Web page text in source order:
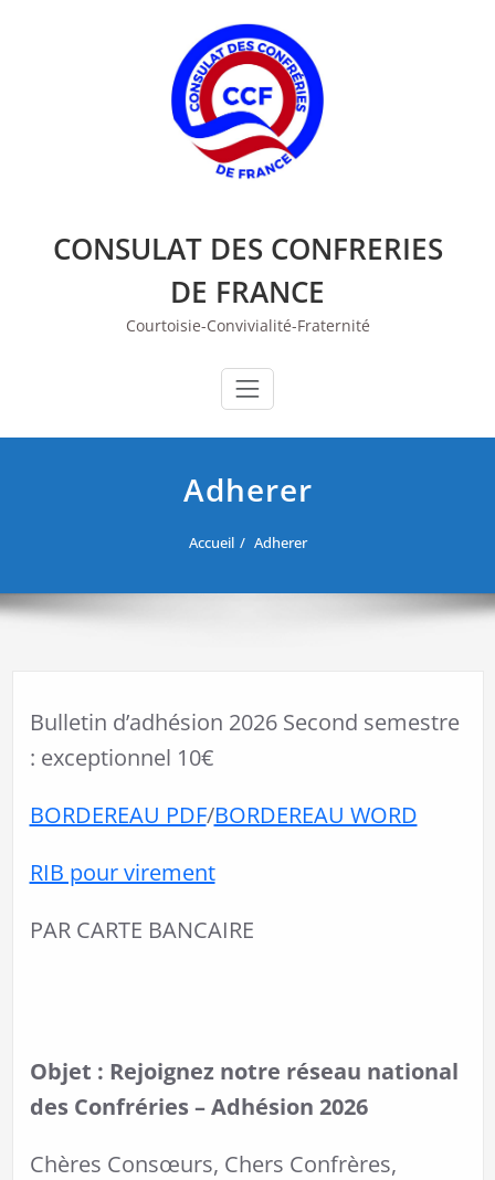
CONSULAT DES CONFRERIES
DE FRANCE
Courtoisie-Convivialité-Fraternité
Adherer
Accueil Adherer
Bulletin d’adhésion 2026 Second semestre
: exceptionnel 10€
BORDEREAU PDF/BORDEREAU WORD
RIB pour virement
PAR CARTE BANCAIRE
Objet : Rejoignez notre réseau national
des Confréries – Adhésion 2026
Chères Consœurs, Chers Confrères,